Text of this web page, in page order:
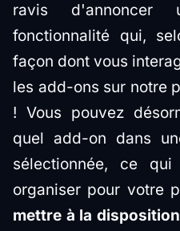
ravis d'annoncer
fonctionnalité qui,
façon dont vous
les add-ons sur notre
! Vous pouvez
quel add-on dans
sélectionnée, ce
organiser pour votre
mettre à la